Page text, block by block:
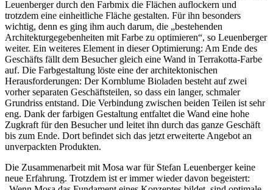
Leuenberger durch den Farbmix die Flächen auflockern und
trotzdem eine einheitliche Fläche gestalten. Für ihn besonders
wichtig, denn es ging ihm auch darum, die „bestehenden
Architekturgegebenheiten mit Farbe zu optimieren“, so Leuenberger
weiter. Ein weiteres Element in dieser Optimierung: Am Ende des
Geschäfts fällt dem Besucher gleich eine Wand in Terrakotta-Farbe
auf. Die Farbgestaltung löste eine der architektonischen
Herausforderungen: Der Kornblume Bioladen besteht auf zwei
vorher separaten Geschäftsteilen, so dass ein langer, schmaler
Grundriss entstand. Die Verbindung zwischen beiden Teilen ist sehr
eng. Dank der farbigen Gestaltung entfaltet die Wand eine hohe
Zugkraft für den Besucher und leitet ihn durch das ganze Geschäft
bis zum Ende. Dort befindet sich das jetzt erweiterte Angebot an
unverpackten Produkten.
Die Zusammenarbeit mit Mosa war für Stefan Leuenberger keine
neue Erfahrung. Trotzdem ist er immer wieder davon begeistert: